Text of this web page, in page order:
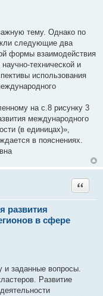
тему. Однако по
следующие два
формы взаимодействия
технической и
использования
на с.8 рисунку 3
международного
(в единицах)»,
в пояснениях.
развития
в сфере
Цитата
и заданные вопросы.
Развитие